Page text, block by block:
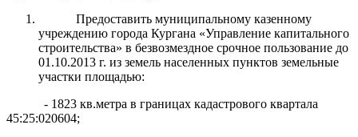
Предоставить муниципальному казенному
учреждению города Кургана «Управление капитального
строительства» в безвозмездное срочное пользование до
01.10.2013 г. из земель населенных пунктов земельные
участки площадью:
- 1823 кв.метра в границах кадастрового квартала
45:25:020604;